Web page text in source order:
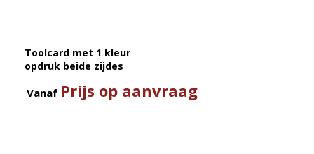
Toolcard met 1 kleur
opdruk beide zijdes
Vanaf Prijs op aanvraag